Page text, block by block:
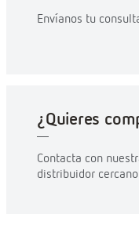
Envíanos tu
¿Quieres
Contacta con
distribuidor